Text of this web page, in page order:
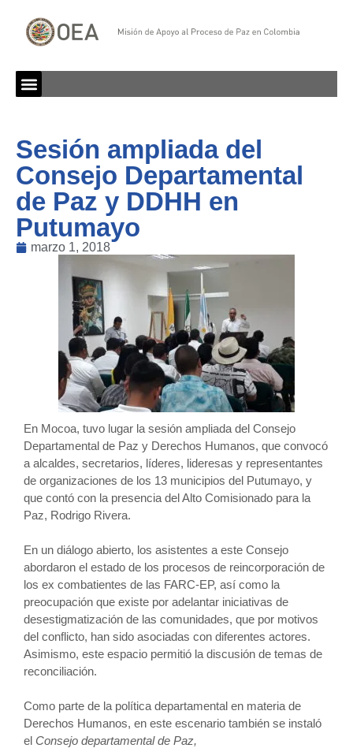
Sesión ampliada del
Consejo Departamental
de Paz y DDHH en
Putumayo
marzo 1, 2018
En Mocoa, tuvo lugar la sesión ampliada del Consejo
Departamental de Paz y Derechos Humanos, que convocó
a alcaldes, secretarios, líderes, lideresas y representantes
de organizaciones de los 13 municipios del Putumayo, y
que contó con la presencia del Alto Comisionado para la
Paz, Rodrigo Rivera.
En un diálogo abierto, los asistentes a este Consejo
abordaron el estado de los procesos de reincorporación de
los ex combatientes de las FARC-EP, así como la
preocupación que existe por adelantar iniciativas de
desestigmatización de las comunidades, que por motivos
del conflicto, han sido asociadas con diferentes actores.
Asimismo, este espacio permitió la discusión de temas de
reconciliación.
Como parte de la política departamental en materia de
Derechos Humanos, en este escenario también se instaló
el Consejo departamental de Paz,